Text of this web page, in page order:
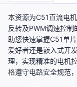
本资源为C51直流电
反转及PWM调速控
助您快速掌握C51单
爱好者还是嵌入式开
理，实现精准的电机
格遵守电路安全规范